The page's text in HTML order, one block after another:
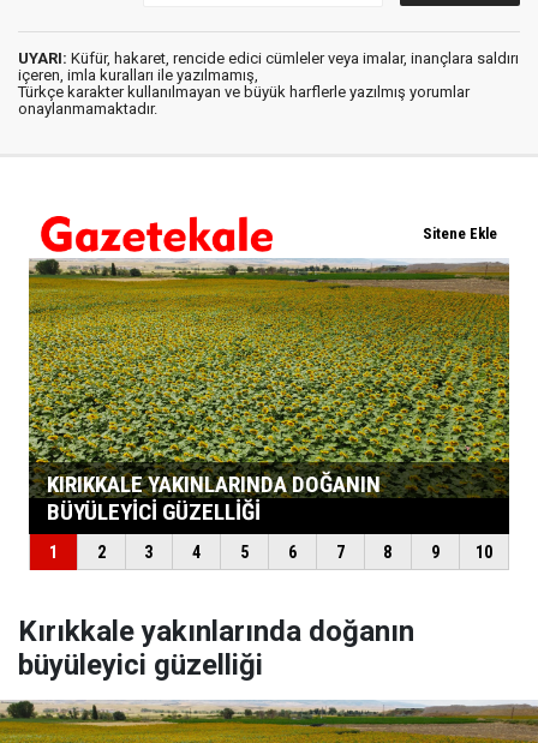
UYARI: Küfür, hakaret, rencide edici cümleler veya imalar, inançlara saldırı
içeren, imla kuralları ile yazılmamış,
Türkçe karakter kullanılmayan ve büyük harflerle yazılmış yorumlar
onaylanmamaktadır.
Kırıkkale yakınlarında doğanın
büyüleyici güzelliği